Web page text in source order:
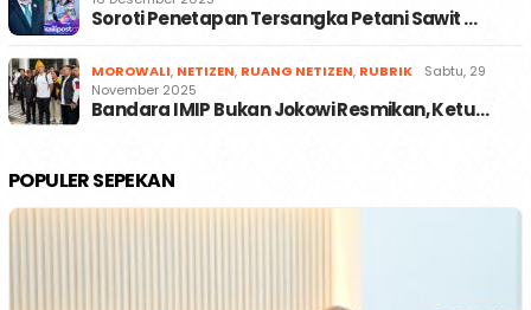
Soroti Penetapan Tersangka Petani Sawit …
MOROWALI, NETIZEN, RUANG NETIZEN, RUBRIK
Sabtu, 29
November 2025
Bandara IMIP Bukan Jokowi Resmikan, Ketu…
POPULER SEPEKAN